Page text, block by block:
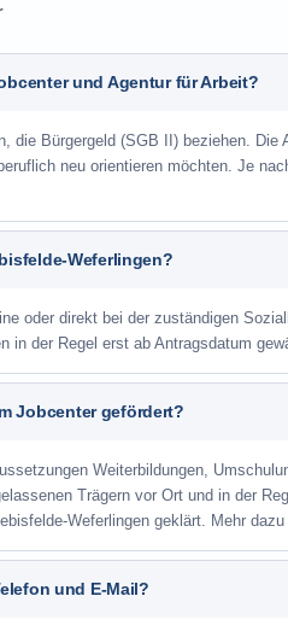
und Agentur für Arbeit?
die Bürgergeld (SGB II) beziehen.
neu orientieren möchten. Je
Weferlingen?
oder direkt bei der zuständigen
in der Regel erst ab Antragsdatum
Jobcenter gefördert?
Weiterbildungen,
Trägern vor Ort und in der
Weferlingen geklärt. Mehr
und E-Mail?